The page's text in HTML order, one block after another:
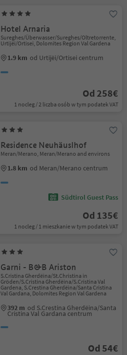
Hotel Arnaria
Sureghes/Überwasser/Sureghes/Oltretorrente,
Urtijëi/Ortisei, Dolomites Region Val Gardena
1.9 km od Urtijëi/Ortisei centrum
Od 258€
1 nocleg / 2 liczba osób w tym podatek VAT
Residence Neuhäuslhof
Meran/Merano, Meran/Merano and environs
1.8 km od Meran/Merano centrum
Südtirol Guest Pass
Od 135€
1 nocleg / 1 mieszkanie w tym podatek VAT
Garni - B&B Ariston
S.Cristina Gherdëina/St.Christina in
Gröden/S.Cristina Gherdëina/S.Cristina Val
Gardena, S.Crestina Gherdëina/Santa Cristina
Val Gardana, Dolomites Region Val Gardena
392 m od S.Crestina Gherdëina/Santa
Cristina Val Gardana centrum
Od 54€